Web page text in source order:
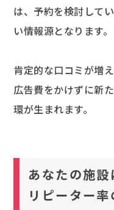
は、予約を検討して
い情報源となります。
肯定的な口コミが増
広告費をかけずに新
環が生まれます。
あなたの施
リピーター